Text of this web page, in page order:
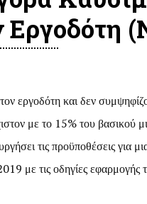
εργοδότη και δεν
με το 15% του βασικού
τις προϋποθέσεις για
με τις οδηγίες